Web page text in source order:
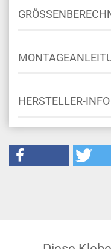
HERSTELLER-INFO